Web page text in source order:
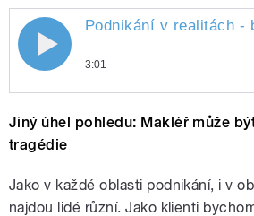
Podnikání v realitách -
3:01
většího
Jiný úhel pohledu: Makléř může
tragédie
Jako v každé oblasti podnikání, i v
najdou lidé různí. Jako klienti